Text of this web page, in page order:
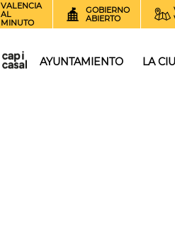
VALENCIA
AL
MINUTO
GOBIERNO
ABIERTO
AYUNTAMIENTO LA